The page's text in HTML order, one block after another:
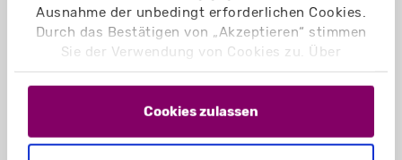
Ausnahme der unbedingt erforderlichen Cookies.
Durch das Bestätigen von „Akzeptieren“ stimmen
Sie der Verwendung von Cookies zu. Über
„Einstellungen“ können Sie auswählen, welche
Cookies Sie zulassen. Hier finden Sie unser
und unsereDatenschutzerklärung
Cookies zulassen
Kissenschachteln